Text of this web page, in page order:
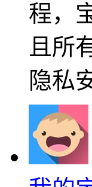
程，
且所
隐私